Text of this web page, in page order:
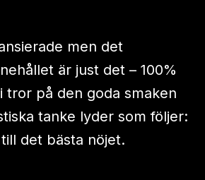
men det
är just det – 100%
tror på den goda smaken
tanke lyder som följer:
det bästa nöjet.